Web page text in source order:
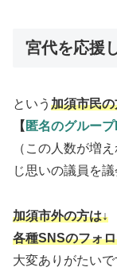
宮代を応援
という 加須市民
【 匿名のグルー
（この人数が増
じ思いの議員を
加須市外の方は↓
各種SNSのフォ
大変ありがたいで